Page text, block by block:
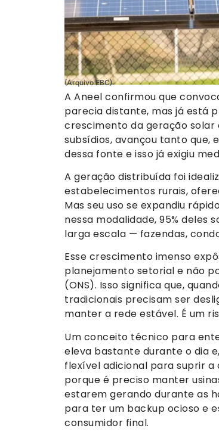
(Arquivo EBC)
A Aneel confirmou que
parecia distante, mas já está
crescimento da geração
subsídios, avançou tanto que,
dessa fonte e isso já exigiu
A geração distribuída foi
estabelecimentos rurais,
Mas seu uso se expandiu
nessa modalidade, 95% deles
larga escala — fazendas,
Esse crescimento imenso
planejamento setorial e não
(ONS). Isso significa que,
tradicionais precisam ser
manter a rede estável. É um
Um conceito técnico para
eleva bastante durante o dia
flexível adicional para suprir a
porque é preciso manter
estarem gerando durante as
para ter um backup ocioso e
consumidor final.